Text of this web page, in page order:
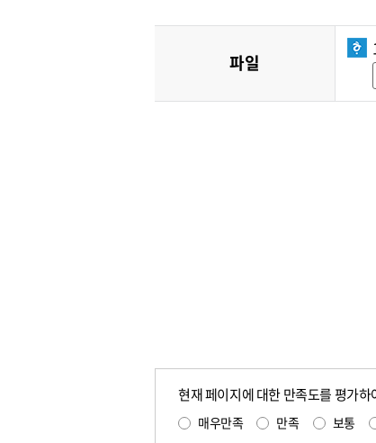
파일
현재 페이지에 대한 만족도를 평가하
매우만족 만족 보통